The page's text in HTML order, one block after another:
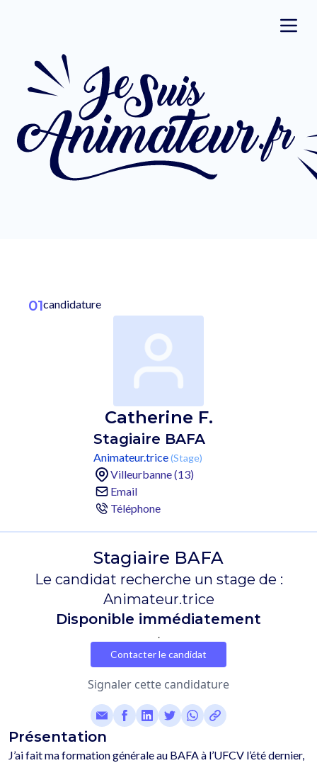
01candidature
Catherine F.
Stagiaire BAFA
Animateur.trice(Stage)
Villeurbanne (13)
Email
Téléphone
Stagiaire BAFA
Le candidat recherche un stage de :
Animateur.trice
Disponible immédiatement
.
Contacter le candidat
Signaler cette candidature
Présentation
J’ai fait ma formation générale au BAFA à l’UFCV l’été dernier,